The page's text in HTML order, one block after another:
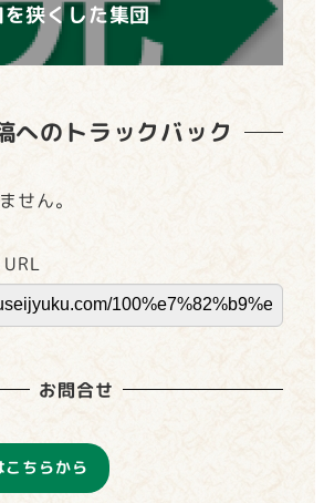
狭くした集団
へのトラックバック
せん。
お問合せ
こちらから